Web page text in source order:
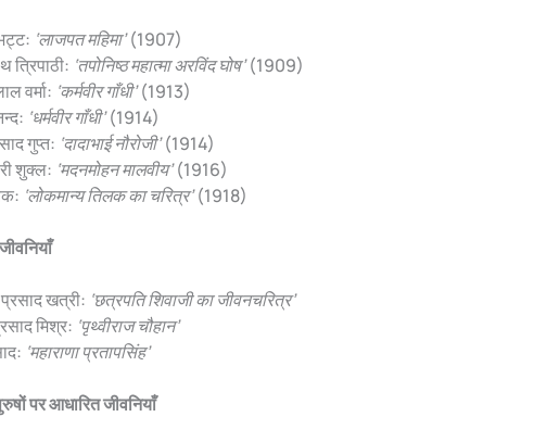
‘लाजपत महिमा’(1907)
त्रिपाठी: ‘तपोनिष्ठ महात्मा अरविंद घोष’(1909)
वर्मा: ‘कर्मवीर गाँधी’(1913)
‘धर्मवीर गाँधी’(1914)
गुप्त: ‘दादाभाई नौरोजी’(1914)
शुक्ल: ‘मदनमोहन मालवीय’(1916)
‘लोकमान्य तिलक का चरित्र’(1918)
प्रसाद खत्री: ‘छत्रपति शिवाजी का जीवनचरित्र’
मिश्र: ‘पृथ्वीराज चौहान’
‘महाराणा प्रतापसिंह’
पर आधारित जीवनियाँ